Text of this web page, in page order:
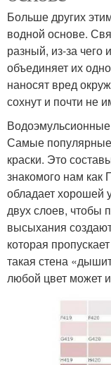
Больше других
водной основе.
разный, из-за чего
объединяет их
наносят вред
сохнут и почти не
Водоэмульсионные
Самые
краски. Это
знакомого нам как
обладает хорошей
двух слоев, чтобы
высыхания
которая
такая стена
любой цвет может